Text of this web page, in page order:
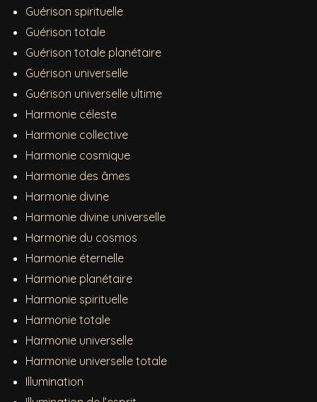
Guérison spirituelle
Guérison totale
Guérison totale planétaire
Guérison universelle
Guérison universelle ultime
Harmonie céleste
Harmonie collective
Harmonie cosmique
Harmonie des âmes
Harmonie divine
Harmonie divine universelle
Harmonie du cosmos
Harmonie éternelle
Harmonie planétaire
Harmonie spirituelle
Harmonie totale
Harmonie universelle
Harmonie universelle totale
Illumination